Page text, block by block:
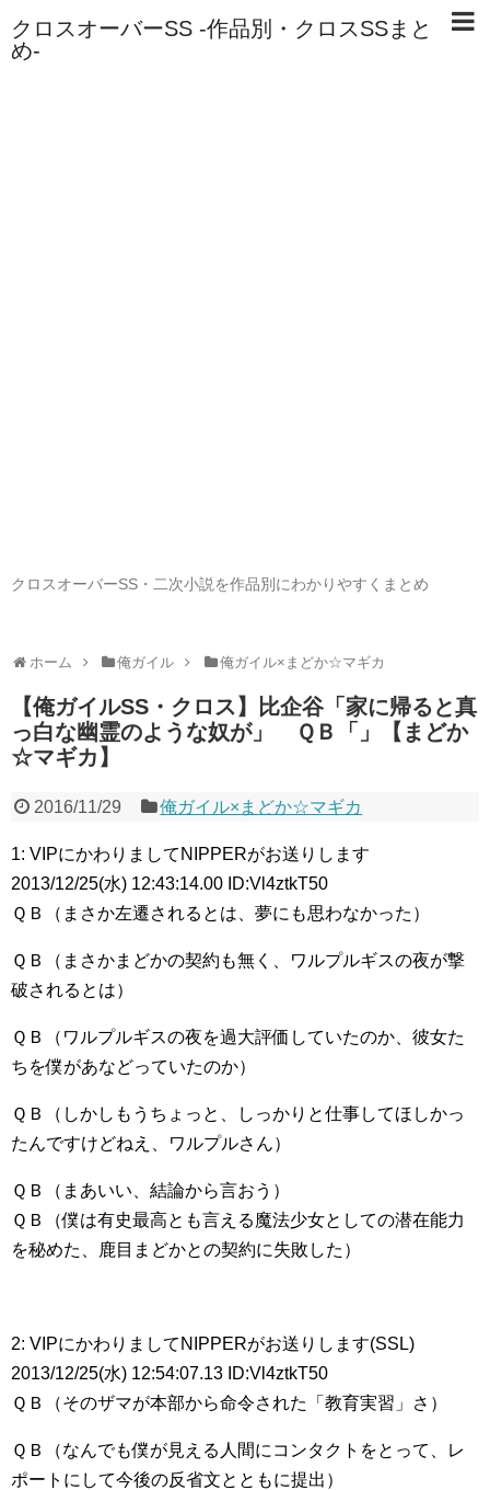
クロスオーバーSS -作品別・クロスSSまと
め-
クロスオーバーSS・二次小説を作品別にわかりやすくまとめ
ホーム 俺ガイル 俺ガイル×まどか☆マギカ
【俺ガイルSS・クロス】比企谷「家に帰ると真
っ白な幽霊のような奴が」 ＱＢ「」【まどか
☆マギカ】
2016/11/29 俺ガイル×まどか☆マギカ
1: VIPにかわりましてNIPPERがお送りします
2013/12/25(水) 12:43:14.00 ID:Vl4ztkT50
ＱＢ（まさか左遷されるとは、夢にも思わなかった）
ＱＢ（まさかまどかの契約も無く、ワルプルギスの夜が撃
破されるとは）
ＱＢ（ワルプルギスの夜を過大評価していたのか、彼女た
ちを僕があなどっていたのか）
ＱＢ（しかしもうちょっと、しっかりと仕事してほしかっ
たんですけどねえ、ワルプルさん）
ＱＢ（まあいい、結論から言おう）
ＱＢ（僕は有史最高とも言える魔法少女としての潜在能力
を秘めた、鹿目まどかとの契約に失敗した）
2: VIPにかわりましてNIPPERがお送りします(SSL)
2013/12/25(水) 12:54:07.13 ID:Vl4ztkT50
ＱＢ（そのザマが本部から命令された「教育実習」さ）
ＱＢ（なんでも僕が見える人間にコンタクトをとって、レ
ポートにして今後の反省文とともに提出）